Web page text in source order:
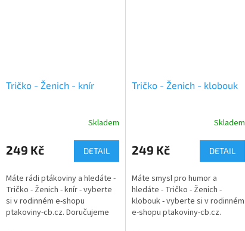
Tričko - Ženich - knír
Skladem
249 Kč DETAIL
Máte rádi ptákoviny a hledáte -
Tričko - Ženich - knír - vyberte
si v rodinném e-shopu
ptakoviny-cb.cz. Doručujeme
Tričko - Ženich - klobouk
produktu
je
z
5
hvězdiček.
Skladem
249 Kč DETAIL
Máte smysl pro humor a
hledáte - Tričko - Ženich -
klobouk - vyberte si v rodinném
e-shopu ptakoviny-cb.cz.